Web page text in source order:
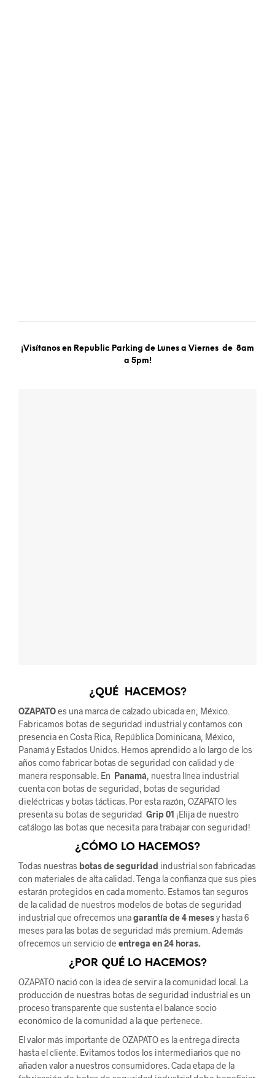
¡Visítanos en Republic Parking de Lunes a Viernes de 8am
a 5pm!
¿QUÉ HACEMOS?
OZAPATOes una marca de calzado ubicada en, México.
Fabricamos botas de seguridad industrial y contamos con
presencia en Costa Rica, República Dominicana, México,
Panamá y Estados Unidos. Hemos aprendido a lo largo de los
años como fabricar botas de seguridad con calidad y de
manera responsable. En Panamá , nuestra línea industrial
cuenta con botas de seguridad, botas de seguridad
dieléctricas y botas tácticas. Por esta razón, OZAPATO les
presenta su botas de seguridad Grip 01 ¡Elija de nuestro
catálogo las botas que necesita para trabajar con seguridad!
¿CÓMO LO HACEMOS?
Todas nuestras botas de seguridad industrial son fabricadas
con materiales de alta calidad. Tenga la confianza que sus pies
estarán protegidos en cada momento. Estamos tan seguros
de la calidad de nuestros modelos de botas de seguridad
industrial que ofrecemos unagarantía de 4 mesesy hasta 6
meses para las botas de seguridad más premium. Además
ofrecemos un servicio de entrega en 24 horas.
¿POR QUÉ LO HACEMOS?
OZAPATO nació con la idea de servir a la comunidad local. La
producción de nuestras botas de seguridad industrial es un
proceso transparente que sustenta el balance socio
económico de la comunidad a la que pertenece.
El valor más importante de OZAPATO es la entrega directa
hasta el cliente. Evitamos todos los intermediarios que no
añaden valor a nuestros consumidores. Cada etapa de la